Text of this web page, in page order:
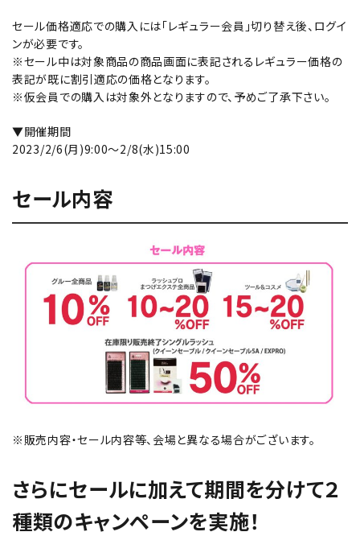
セール価格適応での購入には「レギュラー会員」切り替え後、ログイ
ンが必要です。
※セール中は対象商品の商品画面に表記されるレギュラー価格の
表記が既に割引適応の価格となります。
※仮会員での購入は対象外となりますので、予めご了承下さい。
▼開催期間
2023/2/6(月)9:00～2/8(水)15:00
セール内容
※販売内容・セール内容等、会場と異なる場合がございます。
さらにセールに加えて期間を分けて２
種類のキャンペーンを実施！